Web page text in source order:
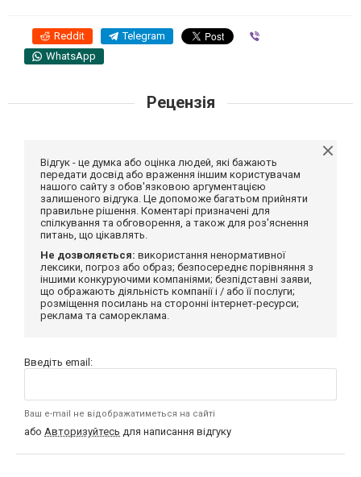
Reddit Telegram
WhatsApp
Рецензія
Відгук - це думка або оцінка людей, які бажають
передати досвід або враження іншим користувачам
нашого сайту з обов'язковою аргументацією
залишеного відгука. Це допоможе багатьом прийняти
правильне рішення. Коментарі призначені для
спілкування та обговорення, а також для роз'яснення
питань, що цікавлять.
Не дозволяється: використання ненормативної
лексики, погроз або образ; безпосереднє порівняння з
іншими конкуруючими компаніями; безпідставні заяви,
що ображають діяльність компанії і / або її послуги;
розміщення посилань на сторонні інтернет-ресурси;
реклама та самореклама.
Введіть email:
Ваш e-mail не відображатиметься на сайті
або Авторизуйтесь для написання відгуку